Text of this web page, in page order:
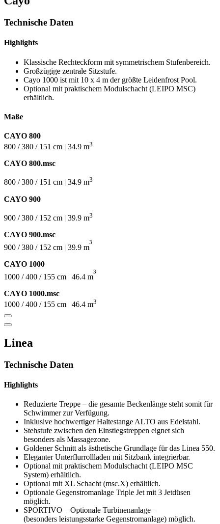
Technische Daten
Highlights
Klassische Rechteckform mit symmetrischem Stufenbereich.
Großzügige zentrale Sitzstufe.
Cayo 1000 ist mit 10 x 4 m der größte Leidenfrost Pool.
Optional mit praktischem Modulschacht (LEIPO MSC)
erhältlich.
Maße
CAYO 800
800 / 380 / 151 cm | 34.9 m3
CAYO 800.msc
800 / 380 / 151 cm | 34.9 m3
CAYO 900
900 / 380 / 152 cm | 39.9 m3
CAYO 900.msc
900 / 380 / 152 cm | 39.9 m
3
CAYO 1000
1000 / 400 / 155 cm | 46.4 m
3
CAYO 1000.msc
1000 / 400 / 155 cm | 46.4 m3
Linea
Technische Daten
Highlights
Reduzierte Treppe – die gesamte Beckenlänge steht somit für
Schwimmer zur Verfügung.
Inklusive hochwertiger Haltestange ALTO aus Edelstahl.
Stehstufe zwischen den Einstiegstreppen eignet sich
besonders als Massagezone.
Goldener Schnitt als ästhetische Grundlage für das Linea 550.
Eleganter Unterflurrollladen mit Sitzbank integrierbar.
Optional mit praktischem Modulschacht (LEIPO MSC
System) erhältlich.
Optional mit XL Schacht (msc.X) erhältlich.
Optionale Gegenstromanlage Triple Jet mit 3 Jetdüsen
möglich.
SPORTIVO – Optionale Turbinenanlage –
(besonders leistungsstarke Gegenstromanlage) möglich.